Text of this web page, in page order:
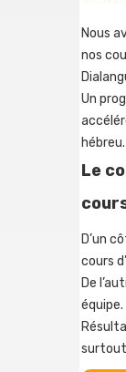
Nous
nos
Un
hébreu.
Le
D’un
cours
De
équipe.